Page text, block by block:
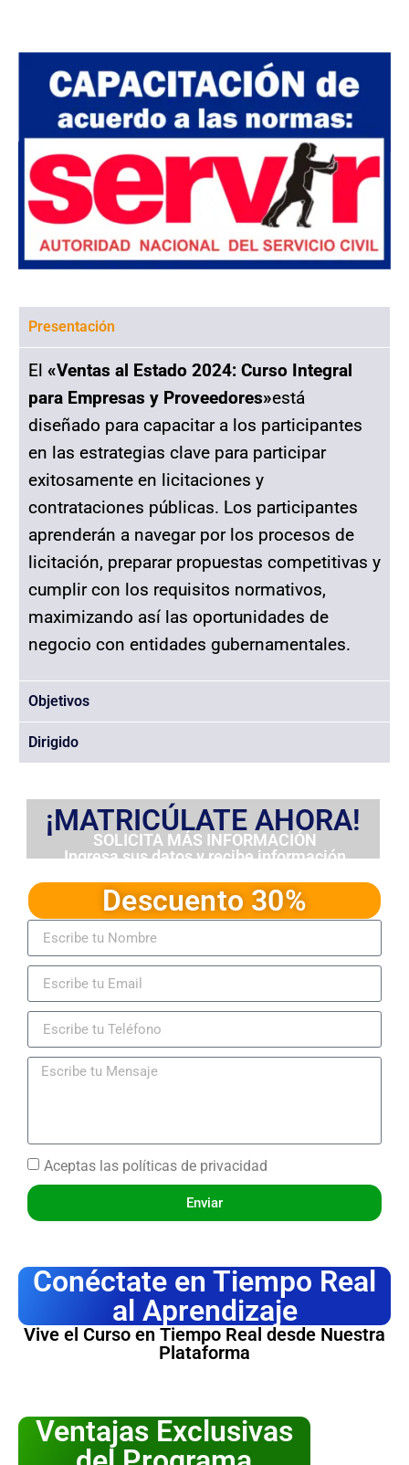
Presentación
El «Ventas al Estado 2024: Curso Integral
para Empresas y Proveedores»está
diseñado para capacitar a los participantes
en las estrategias clave para participar
exitosamente en licitaciones y
contrataciones públicas. Los participantes
aprenderán a navegar por los procesos de
licitación, preparar propuestas competitivas y
cumplir con los requisitos normativos,
maximizando así las oportunidades de
negocio con entidades gubernamentales.
Objetivos
Dirigido
¡MATRICÚLATE AHORA!
SOLICITA MÁS INFORMACIÓN
Ingresa sus datos y recibe información
Descuento 30%
Aceptas las políticas de privacidad
Enviar
Conéctate en Tiempo Real
al Aprendizaje
Vive el Curso en Tiempo Real desde Nuestra
Plataforma
Ventajas Exclusivas